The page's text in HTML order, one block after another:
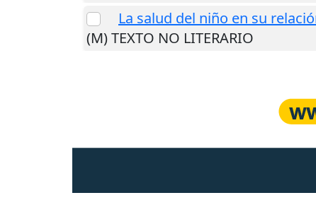
La salud del niño en su
(M) TEXTO NO LITERARIO